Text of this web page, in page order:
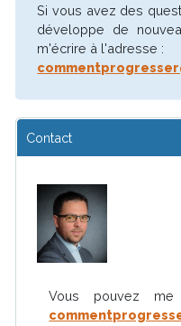
Si vous avez des
développe de
m'écrire à l'adresse :
Contact
Vous pouvez